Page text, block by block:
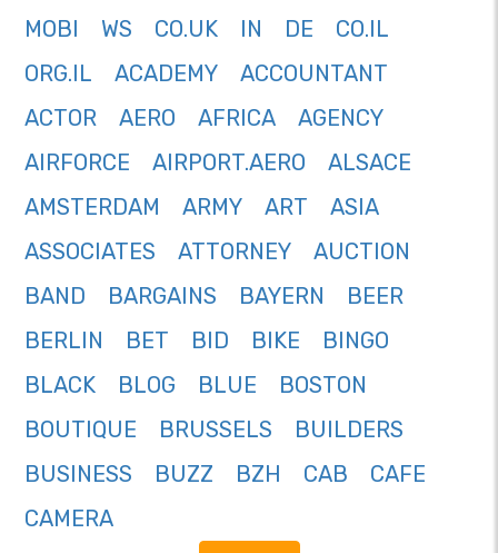
MOBI
WS CO.UK IN DE
CO.IL
ORG.IL
ACADEMY
ACCOUNTANT
ACTOR
AERO AFRICA
AGENCY
AIRFORCE
AIRPORT.AERO
ALSACE
AMSTERDAM
ARMY ART
ASIA
ASSOCIATES
ATTORNEY
AUCTION
BAND
BARGAINS BAYERN
BEER
BERLIN
BET BID BIKE
BINGO
BLACK
BLOG BLUE
BOSTON
BOUTIQUE
BRUSSELS
BUILDERS
BUSINESS
BUZZ BZH CAB
CAFE
CAMERA